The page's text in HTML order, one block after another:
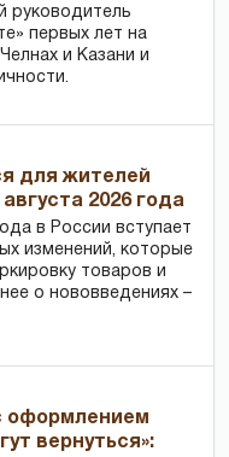
руководитель
первых лет на
и Казани и
для жителей
августа 2026 года
в России вступает
изменений, которые
товаров и
о нововведениях –
оформлением
вернуться»: